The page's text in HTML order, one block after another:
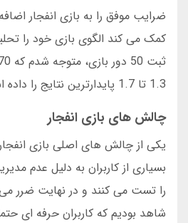
ضرایب موفق را به بازی انفجار
کمک می کند الگوی بازی خود را
1.3 تا 1.7 پایدارترین نتایج را داده است.
چالش های بازی انفجار
یکی از چالش های اصلی بازی
بسیاری از کاربران به دلیل عدم
را تست می کنند و در نهایت ضرر
شاهد بودیم که کاربران حرفه ای